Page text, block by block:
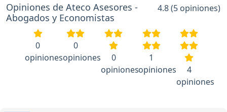
Opiniones de Ateco Asesores -
Abogados y Economistas
4.8 (5 opiniones)
0
opiniones
0
opiniones
0
opiniones
1
opiniones
4
opiniones